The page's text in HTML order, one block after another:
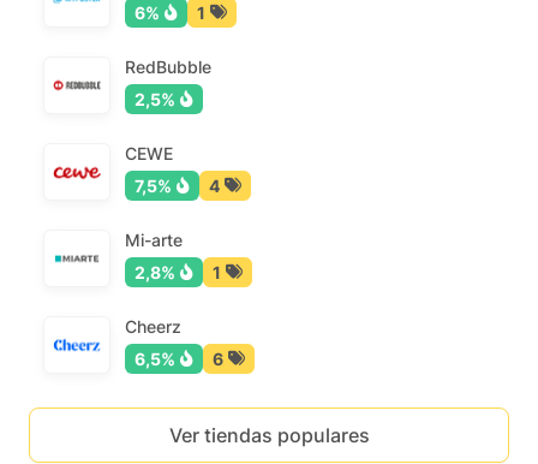
6%
1
RedBubble
2,5%
CEWE
7,5%
4
Mi-arte
2,8%
1
Cheerz
6,5%
6
Ver tiendas populares